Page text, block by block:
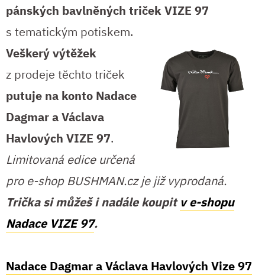
pánských bavlněných triček VIZE 97
s tematickým potiskem.
Veškerý výtěžek
z prodeje těchto triček
putuje na konto Nadace
Dagmar a Václava
Havlových VIZE 97.
Limitovaná edice určená
pro e-shop BUSHMAN.cz je již vyprodaná.
Trička si můžeš i nadále koupitv e-shopu
Nadace VIZE 97.
Nadace Dagmar a Václava Havlových Vize 97